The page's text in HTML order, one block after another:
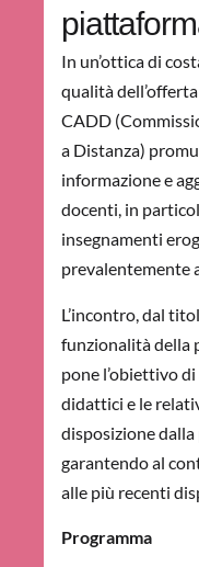
In un’ottica di
qualità
CADD
a Distanza)
informazione e
docenti, in
insegnamenti
prevalentemente
L’incontro, dal
funzionalità della
pone l’obiettivo
didattici e le
disposizione
garantendo al
alle più recenti
Programma